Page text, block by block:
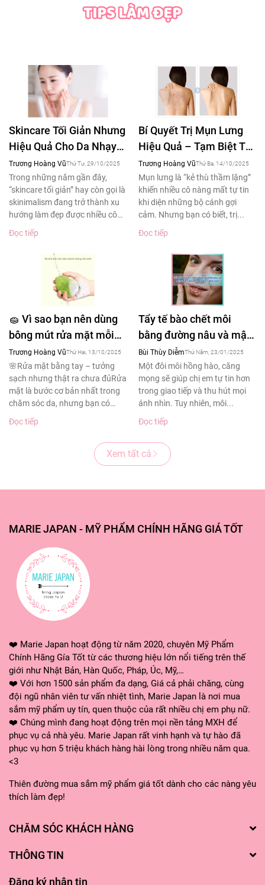
Skincare Tối Giản Nhưng
Hiệu Quả Cho Da Nhạy
Cảm – Xu Hướng Làm
Đẹp 2025
Trương Hoàng VũThứ Tư, 29/10/2025
Trong những năm gần đây,
“skincare tối giản” hay còn gọi là
skinimalism đang trở thành xu
hướng làm đẹp được nhiều cô
gái yêu thích....
Đọc tiếp
Bí Quyết Trị Mụn Lưng
Hiệu Quả – Tạm Biệt Tự
Ti Khi Diện Áo Hở Lưng
Trương Hoàng VũThứ Ba, 14/10/2025
Mụn lưng là “kẻ thù thầm lặng”
khiến nhiều cô nàng mất tự tin
khi diện những bộ cánh gợi
cảm. Nhưng bạn có biết, trị...
Đọc tiếp
🧽 Vì sao bạn nên dùng
bông mút rửa mặt mỗi
ngày – Bí quyết làm
sạch sâu cho làn da
khỏe đẹp
Trương Hoàng VũThứ Hai, 13/10/2025
🌸Rửa mặt bằng tay – tưởng
sạch nhưng thật ra chưa đủRửa
mặt là bước cơ bản nhất trong
chăm sóc da, nhưng bạn có
biết?Theo...
Đọc tiếp
Tẩy tế bào chết môi
bằng đường nâu và mật
ong tạm biệt đôi môi
thâm sạm
Bùi Thùy DiễmThứ Năm, 23/01/2025
Một đôi môi hồng hào, căng
mọng sẽ giúp chị em tự tin hơn
trong giao tiếp và thu hút mọi
ánh nhìn. Tuy nhiên, môi...
Đọc tiếp
Xem tất cả
MARIE JAPAN - MỸ PHẨM CHÍNH HÃNG GIÁ TỐT
❤️ Marie Japan hoạt động từ năm 2020, chuyên Mỹ Phẩm
Chính Hãng Gía Tốt từ các thương hiệu lớn nổi tiếng trên thế
giới như Nhật Bản, Hàn Quốc, Pháp, Úc, Mỹ,…
❤️ Với hơn 1500 sản phẩm đa dạng, Giá cả phải chăng, cùng
đội ngũ nhân viên tư vấn nhiệt tình, Marie Japan là nơi mua
sắm mỹ phẩm uy tín, quen thuộc của rất nhiều chị em phụ nữ.
❤️ Chúng mình đang hoạt động trên mọi nền tảng MXH để
phục vụ cả nhà yêu. Marie Japan rất vinh hạnh và tự hào đã
phục vụ hơn 5 triệu khách hàng hài lòng trong nhiều năm qua.
<3
Thiên đường mua sắm mỹ phẩm giá tốt dành cho các nàng yêu
thích làm đẹp!
CHĂM SÓC KHÁCH HÀNG
THÔNG TIN
Đăng ký nhận tin